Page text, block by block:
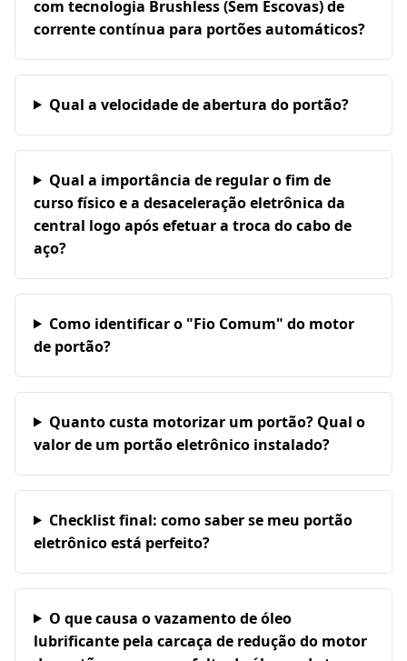
com tecnologia Brushless (Sem Escovas) de
corrente contínua para portões automáticos?
Qual a velocidade de abertura do portão?
Qual a importância de regular o fim de
curso físico e a desaceleração eletrônica da
central logo após efetuar a troca do cabo de
aço?
Como identificar o "Fio Comum" do motor
de portão?
Quanto custa motorizar um portão? Qual o
valor de um portão eletrônico instalado?
Checklist final: como saber se meu portão
eletrônico está perfeito?
O que causa o vazamento de óleo
lubrificante pela carcaça de redução do motor